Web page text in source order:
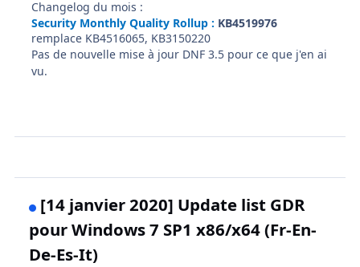
Changelog du mois :
Security Monthly Quality Rollup : KB4519976
remplace KB4516065, KB3150220
Pas de nouvelle mise à jour DNF 3.5 pour ce que j'en ai
vu.
[14 janvier 2020] Update list GDR
pour Windows 7 SP1 x86/x64 (Fr-En-
De-Es-It)